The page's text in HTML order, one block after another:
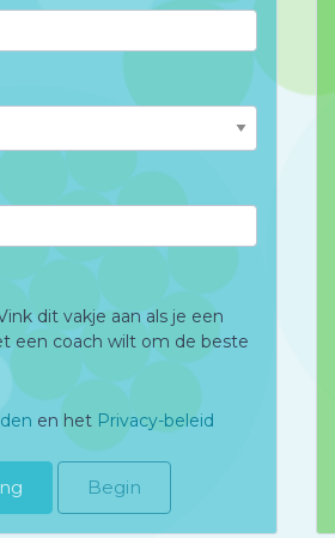
dit vakje aan als je een
een coach wilt om de beste
en het Privacy-beleid